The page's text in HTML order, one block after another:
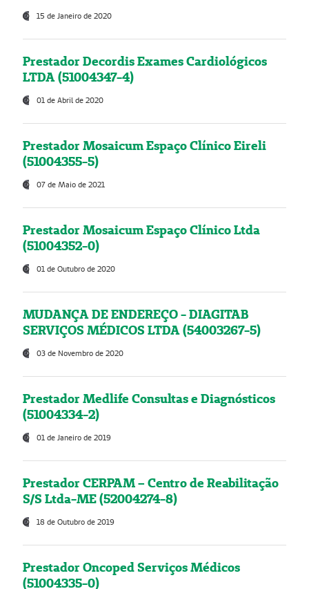
15 de Janeiro de 2020
Prestador Decordis Exames Cardiológicos
LTDA (51004347-4)
01 de Abril de 2020
Prestador Mosaicum Espaço Clínico Eireli
(51004355-5)
07 de Maio de 2021
Prestador Mosaicum Espaço Clínico Ltda
(51004352-0)
01 de Outubro de 2020
MUDANÇA DE ENDEREÇO - DIAGITAB
SERVIÇOS MÉDICOS LTDA (54003267-5)
03 de Novembro de 2020
Prestador Medlife Consultas e Diagnósticos
(51004334-2)
01 de Janeiro de 2019
Prestador CERPAM – Centro de Reabilitação
S/S Ltda-ME (52004274-8)
18 de Outubro de 2019
Prestador Oncoped Serviços Médicos
(51004335-0)